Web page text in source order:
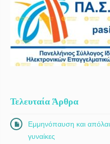
Τελευταία Άρθρα
Εμμηνόπαυση και
γυναίκες